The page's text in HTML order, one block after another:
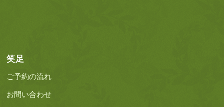
笑足
ご予約の流れ
お問い合わせ